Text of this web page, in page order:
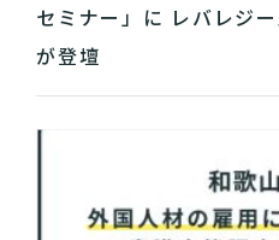
セミナー」に レバレジ
が登壇